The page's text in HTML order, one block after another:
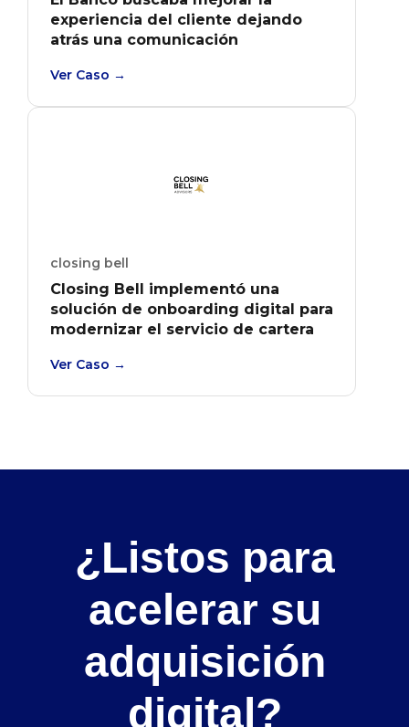
experiencia del cliente dejando
atrás una comunicación
comercios.
Ver Caso →
closing bell
Closing Bell implementó una
solución de onboarding digital para
modernizar el servicio de cartera
financiamiento a empresas en
Ver Caso →
¿Listos para
acelerar su
adquisición
digital?